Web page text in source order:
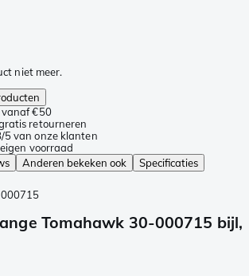
niet meer.
€50
retourneren
5 van onze klanten
voorraad
Anderen bekeken ook
Specificaties
Tomahawk 30-000715 bijl,